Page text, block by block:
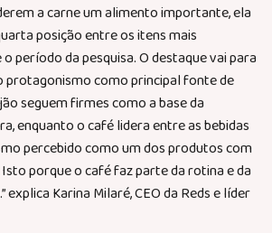
a carne um alimento importante, ela
posição entre os itens mais
período da pesquisa. O destaque vai para
protagonismo como principal fonte de
seguem firmes como a base da
enquanto o café lidera entre as bebidas
percebido como um dos produtos com
porque o café faz parte da rotina e da
explica Karina Milaré, CEO da Reds e líder